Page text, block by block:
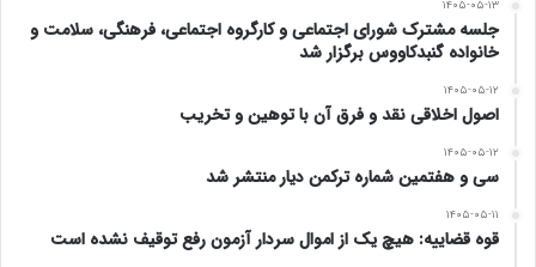
۱۴۰۵-۰۵-۱۳
جلسه مشترک شورای اجتماعی و کارگروه اجتماعی، فرهنگی، سلامت و
خانواده گنبدکاووس برگزار شد
۱۴۰۵-۰۵-۱۲
اصول اخلاقی نقد و فرق آن با توهین و تخریب
۱۴۰۵-۰۵-۱۲
سی و هفتمین شماره ترکمن دیار منتشر شد
۱۴۰۵-۰۵-۱۱
قوه قضاییه: هیچ یک از اموال سردار آزمون رفع توقیف نشده است